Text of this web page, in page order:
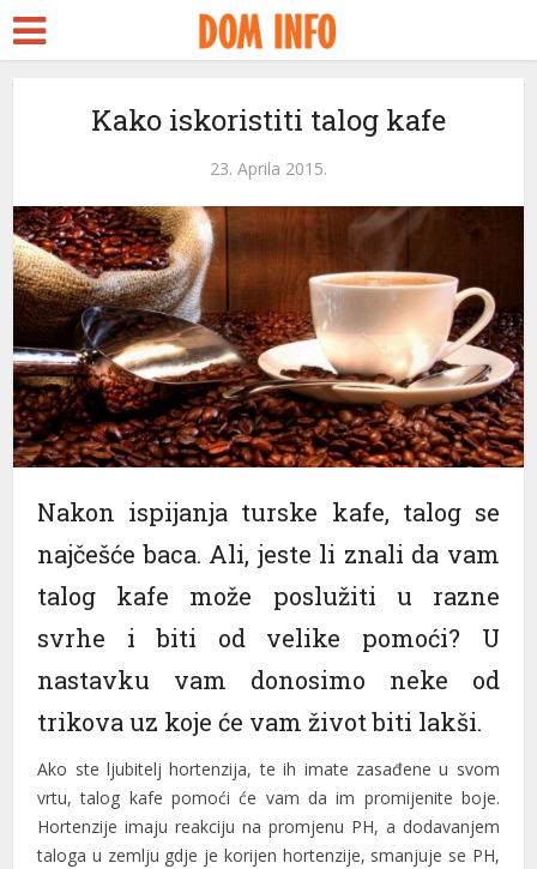
Kako iskoristiti talog kafe
23. Aprila 2015.
Nakon ispijanja turske kafe, talog se
najčešće baca. Ali, jeste li znali da vam
talog kafe može poslužiti u razne
svrhe i biti od velike pomoći? U
nastavku vam donosimo neke od
trikova uz koje će vam život biti lakši.
Ako ste ljubitelj hortenzija, te ih imate zasađene u svom
vrtu, talog kafe pomoći će vam da im promijenite boje.
Hortenzije imaju reakciju na promjenu PH, a dodavanjem
taloga u zemlju gdje je korijen hortenzije, smanjuje se PH,